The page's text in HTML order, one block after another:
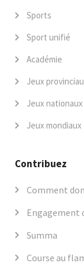
Sports
Sport unifié
Académie
Jeux
Jeux nationaux
Jeux mondiaux
Contribuez
Comment
Summa
Course au